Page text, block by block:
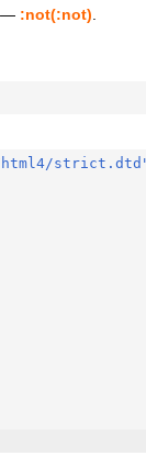
— :not(:not)
html4/